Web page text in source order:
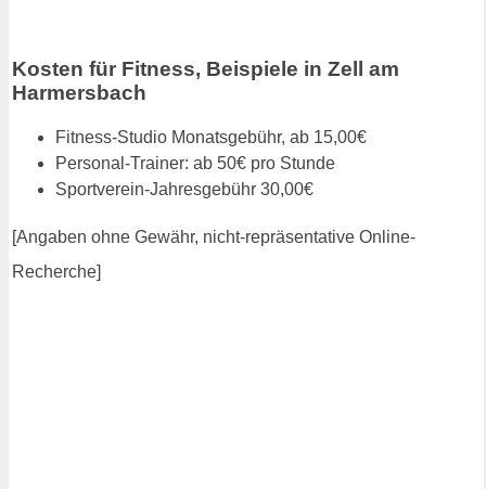
Kosten für Fitness, Beispiele in Zell am
Harmersbach
Fitness-Studio Monatsgebühr, ab 15,00€
Personal-Trainer: ab 50€ pro Stunde
Sportverein-Jahresgebühr 30,00€
[Angaben ohne Gewähr, nicht-repräsentative Online-
Recherche]